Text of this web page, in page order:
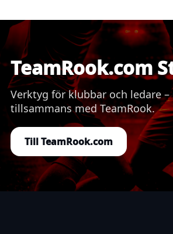
TeamRook.com
Verktyg för klubbar och ledare –
tillsammans med TeamRook.
Till TeamRook.com